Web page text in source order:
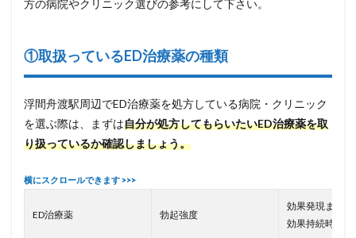
方の病院やクリニック選びの参考にして下さい。
①取扱っているED治療薬の種類
浮間舟渡駅周辺でED治療薬を処方している病院・クリニック
を選ぶ際は、まずは自分が処方してもらいたいED治療薬を取
り扱っているか確認しましょう。
ED治療薬 勃起強度
効果発現まで／
効果持続時間